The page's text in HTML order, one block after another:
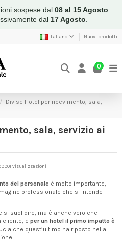
sospese dal 08 al 15 Agosto
dal 17 Agosto
Italiano Nuovi prodotti
0
Divise Hotel per ricevimento, sala,
sala, servizio ai
visualizzazioni
del personale è molto importante,
professionale che si intende
si suol dire, ma è anche vero che
cliente, e per un hotel il primo impatto è
che quest’ultimo ha riposto nella